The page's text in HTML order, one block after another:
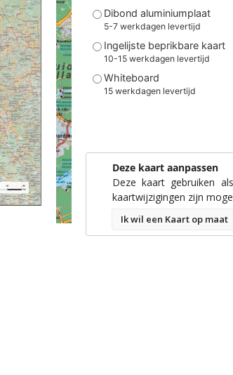
Dibond aluminiumplaat
5-7 werkdagen levertijd
Ingelijste beprikbare kaart
10-15 werkdagen levertijd
Whiteboard
15 werkdagen levertijd
Deze kaart aanpassen
Deze kaart gebruiken
kaartwijzigingen zijn
Ik wil een Kaart op maat